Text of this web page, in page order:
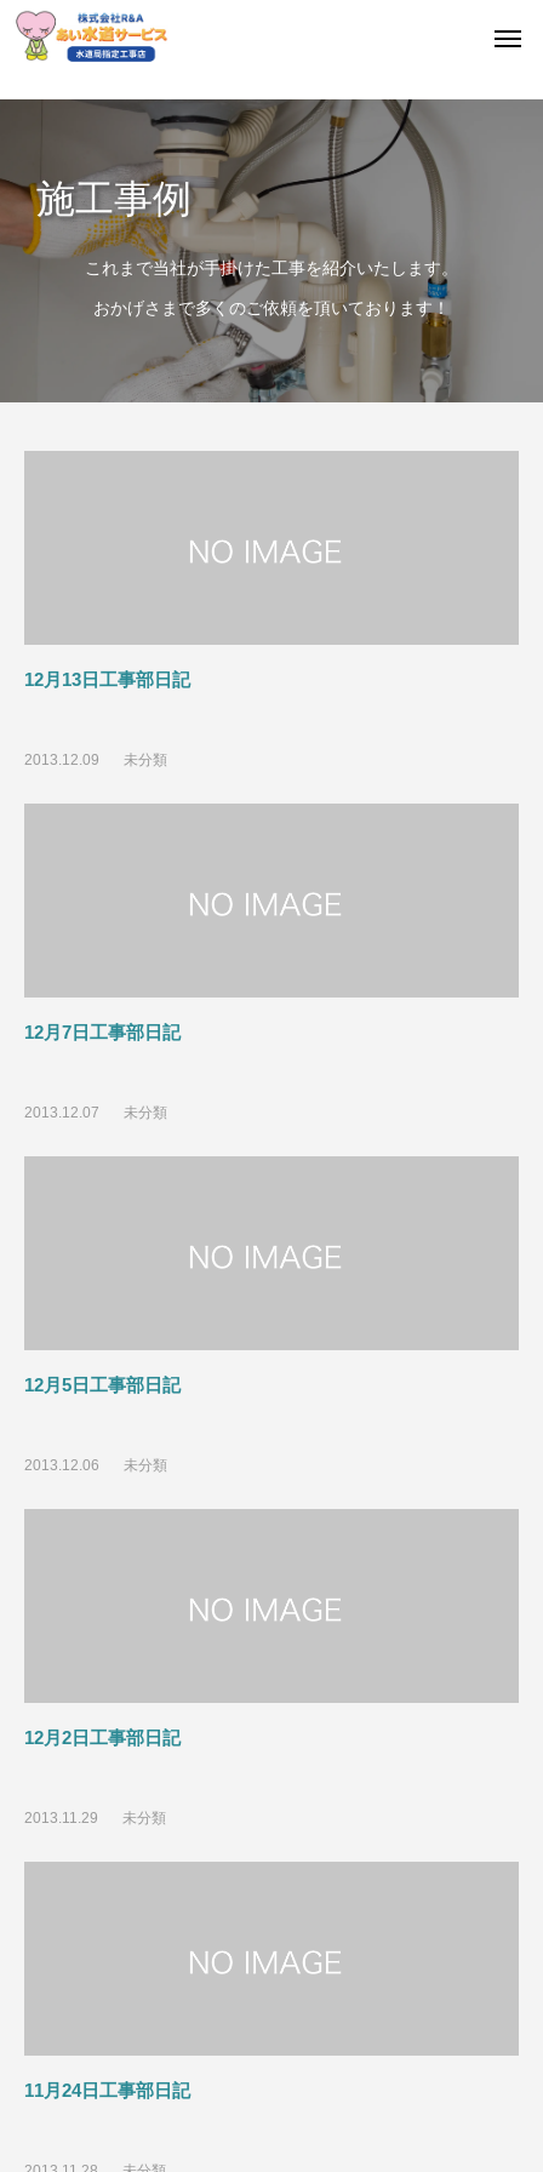
施工事例
これまで当社が手掛けた工事を紹介いたします。
おかげさまで多くのご依頼を頂いております！
12月13日工事部日記
2013.12.09 未分類
12月7日工事部日記
2013.12.07 未分類
12月5日工事部日記
2013.12.06 未分類
12月2日工事部日記
2013.11.29 未分類
11月24日工事部日記